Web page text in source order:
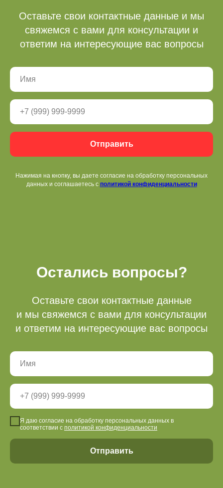
Оставьте свои контактные данные и мы
свяжемся с вами для консультации и
ответим на интересующие вас вопросы
Отправить
Нажимая на кнопку, вы даете согласие на обработку персональных
данных и соглашаетесь c политикой конфиденциальности
Остались вопросы?
Оставьте свои контактные данные
и мы свяжемся с вами для консультации
и ответим на интересующие вас вопросы
Я даю согласие на обработку персональных данных в
соответствии с политикой конфиденциальности
Отправить
Акции
Беседки
О нас
Правила посещения
Партнеры
Доп услуги
Тюбинг (2025-2026
Рыбалка
Все объекты работают
круглосуточно
+ 7 (3412) 65-07-62
Бронь беседок
fpark18@mail.ru